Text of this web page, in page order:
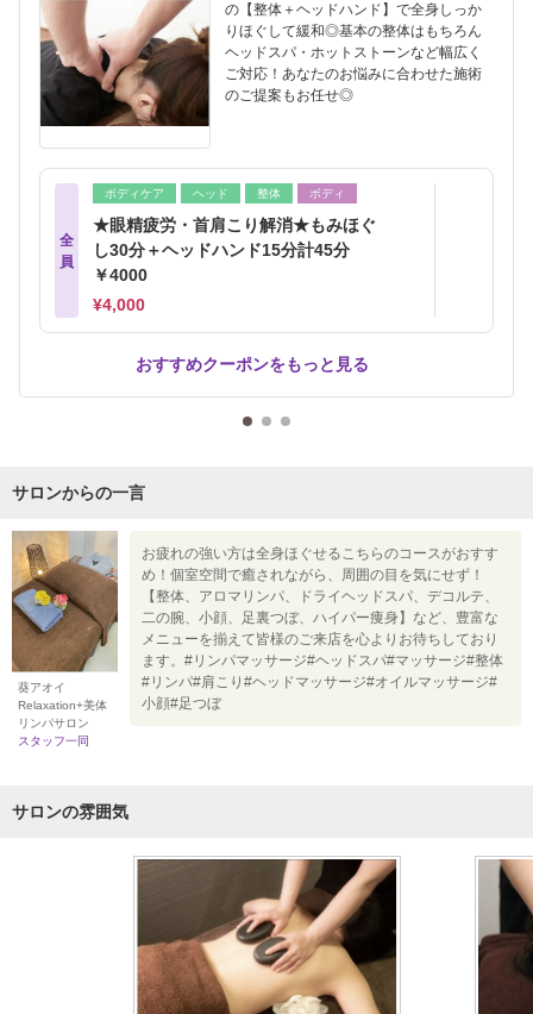
の【整体＋ヘッドハンド】で全身しっか
りほぐして緩和◎基本の整体はもちろん
ヘッドスパ・ホットストーンなど幅広く
ご対応！あなたのお悩みに合わせた施術
のご提案もお任せ◎
全
員
ボディケア ヘッド 整体 ボディ
★眼精疲労・首肩こり解消★もみほぐ
し30分＋ヘッドハンド15分計45分
￥4000
¥4,000
おすすめクーポンをもっと見る
サロンからの一言
葵アオイ
Relaxation+美体
リンパサロン
スタッフ一同
お疲れの強い方は全身ほぐせるこちらのコースがおすす
め！個室空間で癒されながら、周囲の目を気にせず！
【整体、アロマリンパ、ドライヘッドスパ、デコルテ、
二の腕、小顔、足裏つぼ、ハイパー痩身】など、豊富な
メニューを揃えて皆様のご来店を心よりお待ちしており
ます。#リンパマッサージ#ヘッドスパ#マッサージ#整体
#リンパ#肩こり#ヘッドマッサージ#オイルマッサージ#
小顔#足つぼ
サロンの雰囲気